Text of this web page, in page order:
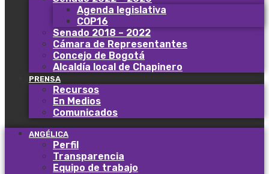
Agenda legislativa
COP16
Senado 2018 – 2022
Cámara de Representantes
Concejo de Bogotá
Alcaldía local de Chapinero
PRENSA
Recursos
En Medios
Comunicados
ANGÉLICA
Perfil
Transparencia
Equipo de trabajo